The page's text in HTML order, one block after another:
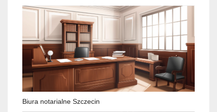
Biura notarialne Szczecin